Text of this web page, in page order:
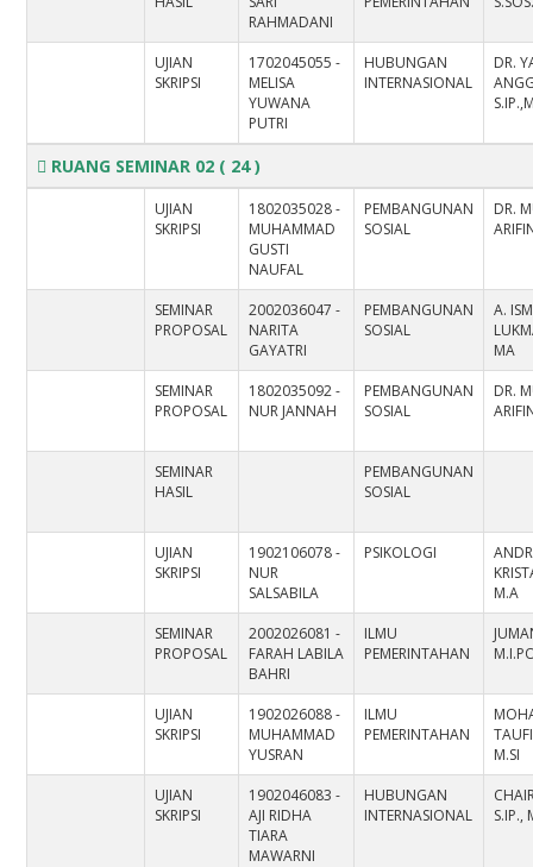
RAHMADANI
UJIAN
SKRIPSI
1702045055 -
MELISA
YUWANA
PUTRI
HUBUNGAN
INTERNASIONAL
DR.
RUANG SEMINAR 02 ( 24 )
UJIAN
SKRIPSI
1802035028 -
MUHAMMAD
GUSTI
NAUFAL
PEMBANGUNAN
SOSIAL
DR.
SEMINAR
PROPOSAL
2002036047 -
NARITA
GAYATRI
PEMBANGUNAN
SOSIAL
A.
MA
SEMINAR
PROPOSAL
1802035092 -
NUR JANNAH
PEMBANGUNAN
SOSIAL
DR.
SEMINAR
HASIL
PEMBANGUNAN
SOSIAL
UJIAN
SKRIPSI
1902106078 -
NUR
SALSABILA
PSIKOLOGI
M.A
SEMINAR
PROPOSAL
2002026081 -
FARAH LABILA
BAHRI
ILMU
PEMERINTAHAN
UJIAN
SKRIPSI
1902026088 -
MUHAMMAD
YUSRAN
ILMU
PEMERINTAHAN
M.SI
UJIAN
SKRIPSI
1902046083 -
AJI RIDHA
TIARA
MAWARNI
HUBUNGAN
INTERNASIONAL
S.IP.,